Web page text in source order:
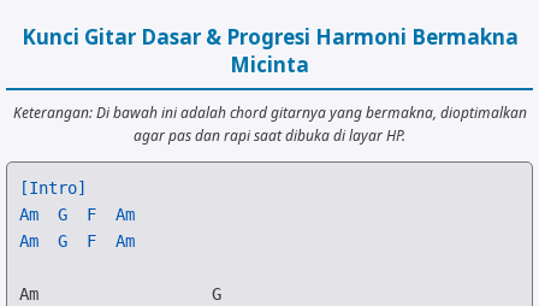
Kunci Gitar Dasar & Progresi Harmoni Bermakna
Micinta
Keterangan: Di bawah ini adalah chord gitarnya yang bermakna, dioptimalkan
agar pas dan rapi saat dibuka di layar HP.
[Intro]
Am
G F
Am
Am
G F Am
Am
G